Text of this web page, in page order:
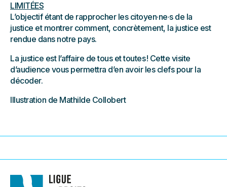
LIMITÉES
L’objectif étant de rapprocher les citoyen·ne·s de la
justice et montrer comment, concrètement, la justice est
rendue dans notre pays.
La justice est l’affaire de tous et toutes ! Cette visite
d’audience vous permettra d’en avoir les clefs pour la
décoder.
Illustration de Mathilde Collobert